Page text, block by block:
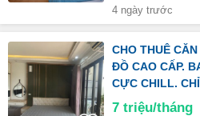
4 ngày trước
CHO THUÊ
ĐỒ CAO CẤP.
CỰC CHILL.
7 triệu/tháng